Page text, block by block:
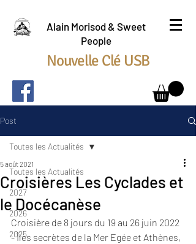
Alain Morisod & Sweet
People
Nouvelle Clé USB
Post
Toutes les Actualités
2027
2026
2025
Toutes les Actualités
Croisières Les Cyclades et
le Docécanèse
5 août 2021
Croisière de 8 jours du 19 au 26 juin 2022
- Îles secrètes de la Mer Egée et Athènes,